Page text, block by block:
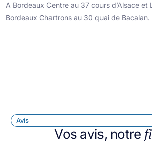
A Bordeaux Centre au 37 cours d’Alsace et
Bordeaux Chartrons au 30 quai de Bacalan.
Avis
Vos avis, notre